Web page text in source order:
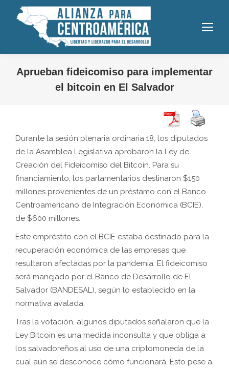
Aprueban fideicomiso para implementar
el bitcoin en El Salvador
Durante la sesión plenaria ordinaria 18, los diputados
de la Asamblea Legislativa aprobaron la Ley de
Creación del Fideicomiso del Bitcoin. Para su
financiamiento, los parlamentarios destinaron $150
millones provenientes de un préstamo con el Banco
Centroamericano de Integración Económica (BCIE),
de $600 millones.
Este empréstito con el BCIE estaba destinado para la
recuperación económica de las empresas que
resultaron afectadas por la pandemia. El fideicomiso
será manejado por el Banco de Desarrollo de El
Salvador (BANDESAL), según lo establecido en la
normativa avalada.
Tras la votación, algunos diputados señalaron que la
Ley Bitcoin es una medida inconsulta y que obliga a
los salvadoreños al uso de una criptomoneda de la
cual aún se desconoce cómo funcionará. Esto pese a